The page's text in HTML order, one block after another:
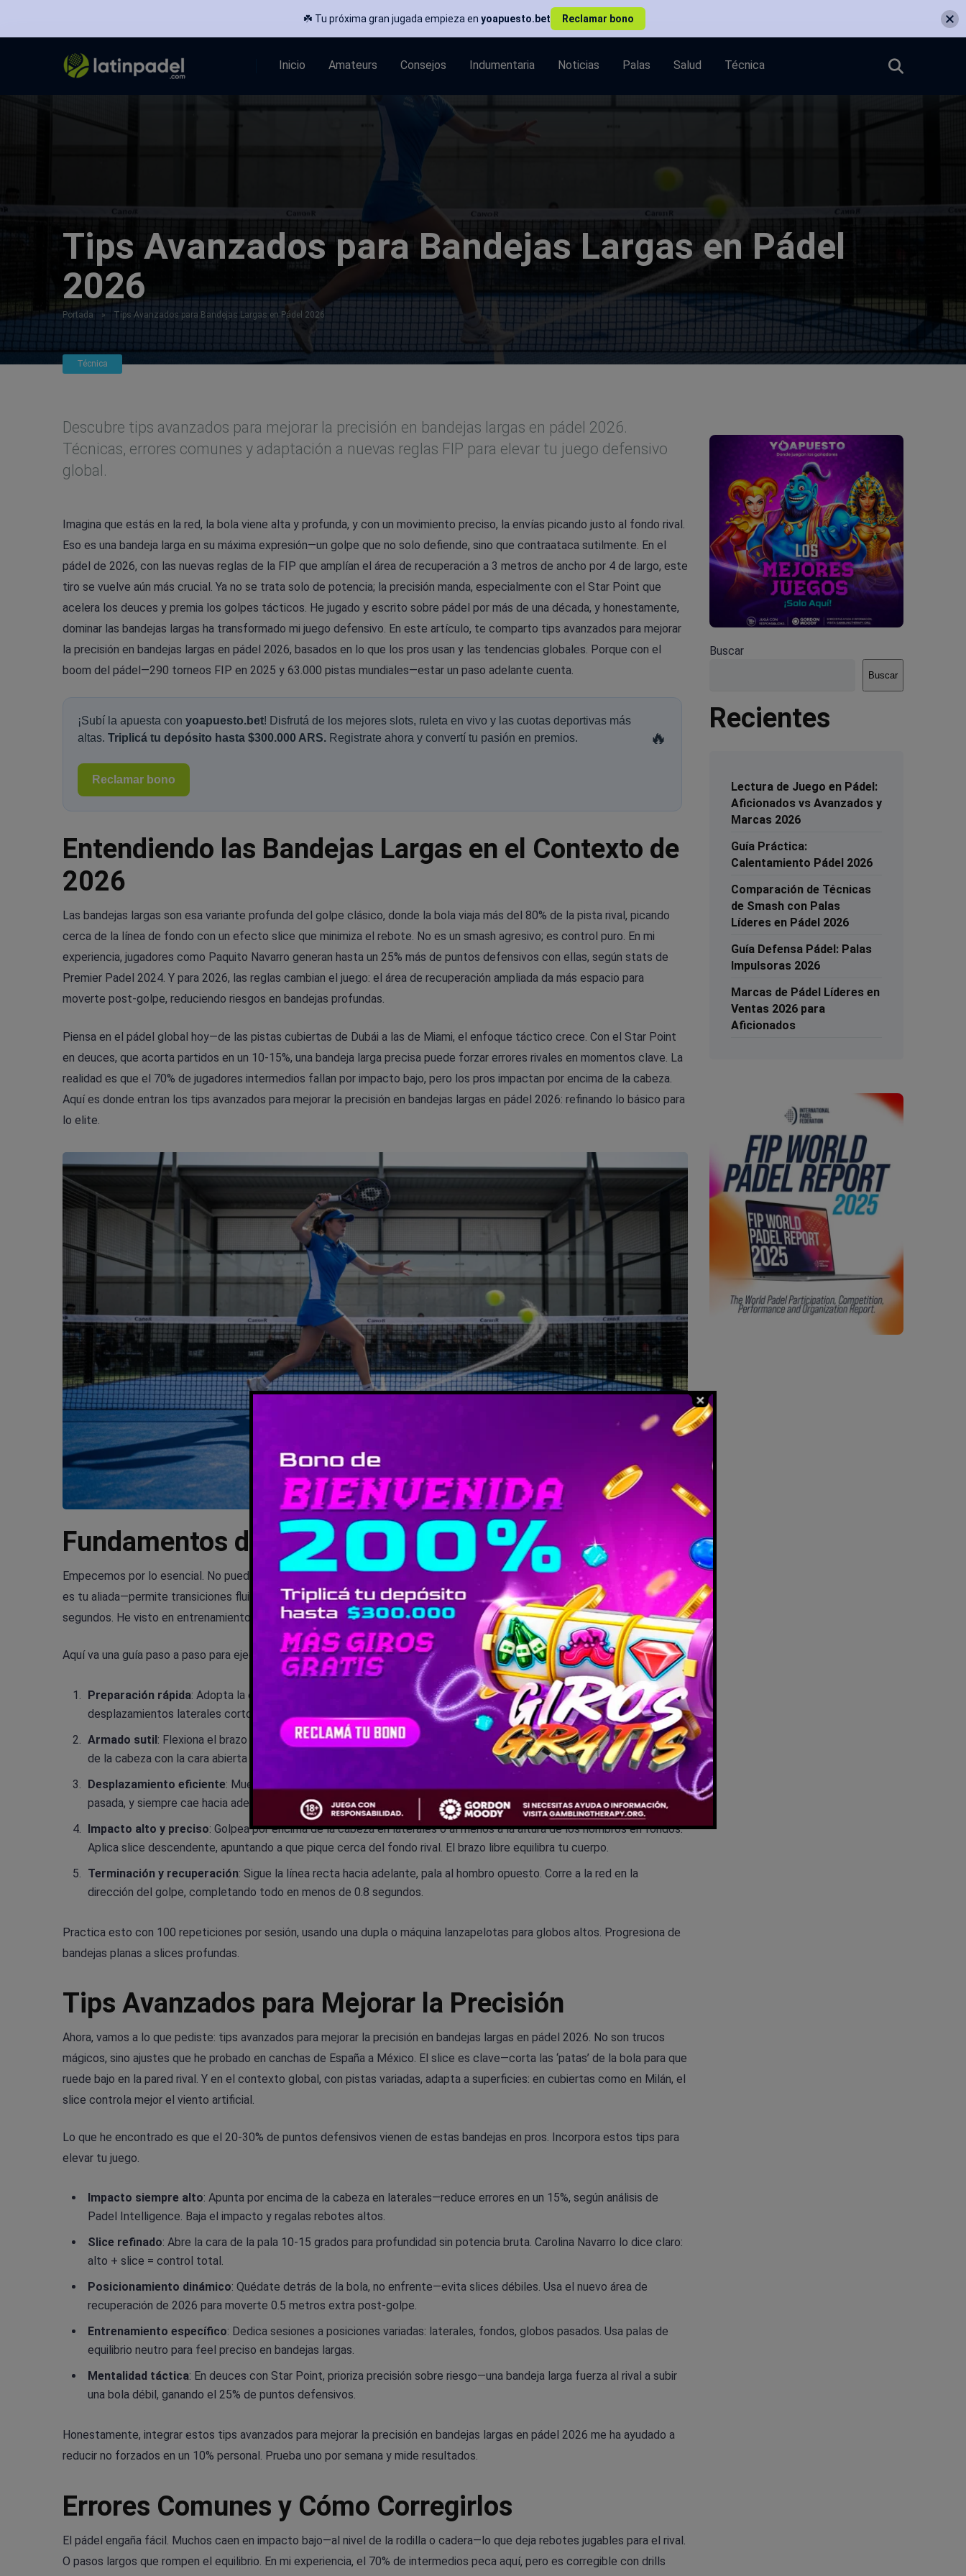
Inicio Amateurs Consejos Indumentaria Noticias Palas Salud Técnica
Tips Avanzados para Bandejas Largas en Pádel
2026
Portada » Tips Avanzados para Bandejas Largas en Pádel 2026
Técnica
Descubre tips avanzados para mejorar la precisión en bandejas largas en pádel 2026.
Técnicas, errores comunes y adaptación a nuevas reglas FIP para elevar tu juego defensivo
global.
Imagina que estás en la red, la bola viene alta y profunda, y con un movimiento preciso, la envías picando justo al fondo rival.
Eso es una bandeja larga en su máxima expresión—un golpe que no solo defiende, sino que contraataca sutilmente. En el
pádel de 2026, con las nuevas reglas de la FIP que amplían el área de recuperación a 3 metros de ancho por 4 de largo, este
tiro se vuelve aún más crucial. Ya no se trata solo de potencia; la precisión manda, especialmente con el Star Point que
acelera los deuces y premia los golpes tácticos. He jugado y escrito sobre pádel por más de una década, y honestamente,
dominar las bandejas largas ha transformado mi juego defensivo. En este artículo, te comparto tips avanzados para mejorar
la precisión en bandejas largas en pádel 2026, basados en lo que los pros usan y las tendencias globales. Porque con el
boom del pádel—290 torneos FIP en 2025 y 63.000 pistas mundiales—estar un paso adelante cuenta.
¡Subí la apuesta con yoapuesto.bet! Disfrutá de los mejores slots, ruleta en vivo y las cuotas deportivas más
altas. Triplicá tu depósito hasta $300.000 ARS. Registrate ahora y convertí tu pasión en premios. 🔥
Reclamar bono
Entendiendo las Bandejas Largas en el Contexto de
2026
Las bandejas largas son esa variante profunda del golpe clásico, donde la bola viaja más del 80% de la pista rival, picando
cerca de la línea de fondo con un efecto slice que minimiza el rebote. No es un smash agresivo; es control puro. En mi
experiencia, jugadores como Paquito Navarro generan hasta un 25% más de puntos defensivos con ellas, según stats de
Premier Padel 2024. Y para 2026, las reglas cambian el juego: el área de recuperación ampliada da más espacio para
moverte post-golpe, reduciendo riesgos en bandejas profundas.
Piensa en el pádel global hoy—de las pistas cubiertas de Dubái a las de Miami, el enfoque táctico crece. Con el Star Point
en deuces, que acorta partidos en un 10-15%, una bandeja larga precisa puede forzar errores rivales en momentos clave. La
realidad es que el 70% de jugadores intermedios fallan por impacto bajo, pero los pros impactan por encima de la cabeza.
Aquí es donde entran los tips avanzados para mejorar la precisión en bandejas largas en pádel 2026: refinando lo básico para
lo elite.
Fundamentos de la Técnica: Paso a Paso
Empecemos por lo esencial. No puedes saltarte la base si quieres precisión en bandejas largas. La empuñadura continental
es tu aliada—permite transiciones fluidas a voleas. Y el tiempo: pros completan el golpe y recuperación en menos de 0.8
segundos. He visto en entrenamientos cómo eso marca la diferencia en dobles intensos.
Aquí va una guía paso a paso para ejecutar una bandeja larga impecable. Síguela en la pista y notarás el cambio.
Preparación rápida: Adopta la empuñadura continental en 0.2 segundos. Mantén los pies en el suelo, usa
desplazamientos laterales cortos. El brazo libre apunta a la bola para guiar tu mirada.
Armado sutil: Flexiona el brazo de la pala ligeramente, arma al lado derecho si eres diestro. Mantén la pala por encima
de la cabeza con la cara abierta para el slice—nada de cargar el hombro atrás, eso lleva a errores.
Desplazamiento eficiente: Muévete lateralmente sin perder contacto con el suelo. Solo salta si la bola está muy
pasada, y siempre cae hacia adelante para volver a la red.
Impacto alto y preciso: Golpea por encima de la cabeza en laterales o al menos a la altura de los hombros en fondos.
Aplica slice descendente, apuntando a que pique cerca del fondo rival. El brazo libre equilibra tu cuerpo.
Terminación y recuperación: Sigue la línea recta hacia adelante, pala al hombro opuesto. Corre a la red en la
dirección del golpe, completando todo en menos de 0.8 segundos.
Practica esto con 100 repeticiones por sesión, usando una dupla o máquina lanzapelotas para globos altos. Progresiona de
bandejas planas a slices profundas.
Tips Avanzados para Mejorar la Precisión
Ahora, vamos a lo que pediste: tips avanzados para mejorar la precisión en bandejas largas en pádel 2026. No son trucos
mágicos, sino ajustes que he probado en canchas de España a México. El slice es clave—corta las ‘patas’ de la bola para que
ruede bajo en la pared rival. Y en el contexto global, con pistas variadas, adapta a superficies: en cubiertas como en Milán, el
slice controla mejor el viento artificial.
Lo que he encontrado es que el 20-30% de puntos defensivos vienen de estas bandejas en pros. Incorpora estos tips para
elevar tu juego.
Impacto siempre alto: Apunta por encima de la cabeza en laterales—reduce errores en un 15%, según análisis de
Padel Intelligence. Baja el impacto y regalas rebotes altos.
Slice refinado: Abre la cara de la pala 10-15 grados para profundidad sin potencia bruta. Carolina Navarro lo dice claro:
alto + slice = control total.
Posicionamiento dinámico: Quédate detrás de la bola, no enfrente—evita slices débiles. Usa el nuevo área de
recuperación de 2026 para moverte 0.5 metros extra post-golpe.
Entrenamiento específico: Dedica sesiones a posiciones variadas: laterales, fondos, globos pasados. Usa palas de
equilibrio neutro para feel preciso en bandejas largas.
Mentalidad táctica: En deuces con Star Point, prioriza precisión sobre riesgo—una bandeja larga fuerza al rival a subir
una bola débil, ganando el 25% de puntos defensivos.
Honestamente, integrar estos tips avanzados para mejorar la precisión en bandejas largas en pádel 2026 me ha ayudado a
reducir no forzados en un 10% personal. Prueba uno por semana y mide resultados.
Errores Comunes y Cómo Corregirlos
El pádel engaña fácil. Muchos caen en impacto bajo—al nivel de la rodilla o cadera—lo que deja rebotes jugables para el rival.
O pasos largos que rompen el equilibrio. En mi experiencia, el 70% de intermedios peca aquí, pero es corregible con drills
Buscar
Buscar
Recientes
Lectura de Juego en Pádel:
Aficionados vs Avanzados y
Marcas 2026
Guía Práctica:
Calentamiento Pádel 2026
Comparación de Técnicas
de Smash con Palas
Líderes en Pádel 2026
Guía Defensa Pádel: Palas
Impulsoras 2026
Marcas de Pádel Líderes en
Ventas 2026 para
Aficionados
☘️ Tu próxima gran jugada empieza en yoapuesto.bet Reclamar bono